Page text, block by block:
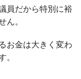
員だから特別に裕
ん。
お金は大きく変わ
。